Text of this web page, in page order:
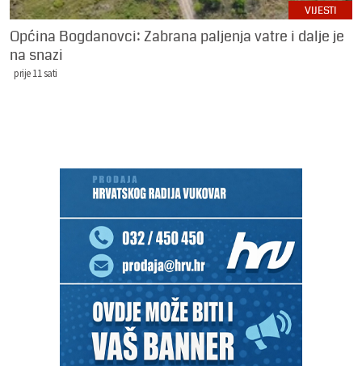
VIJESTI
Općina Bogdanovci: Zabrana paljenja vatre i dalje je
na snazi
prije 11 sati